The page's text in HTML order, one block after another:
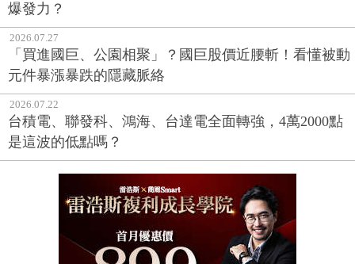
爆發力？
2026.07.27
「買進國巨、公園相聚」？國巨股價近腰斬！看懂被動
元件暴漲暴跌的隱藏脈絡
2026.07.22
台積電、聯發科、鴻海、台達電全面轉強，4萬2000點
是這波的低點嗎？